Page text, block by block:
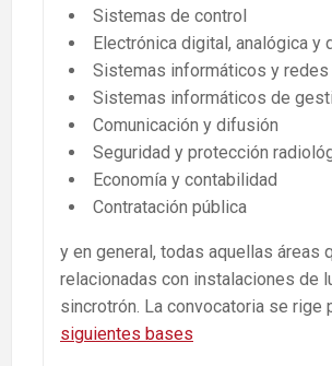
Sistemas de control
Electrónica digital, analógica y
Sistemas informáticos y redes
Sistemas informáticos de
Comunicación y difusión
Seguridad y protección
Economía y contabilidad
Contratación pública
y en general, todas aquellas áreas
relacionadas con instalaciones de
sincrotrón. La convocatoria se rige
siguientes bases